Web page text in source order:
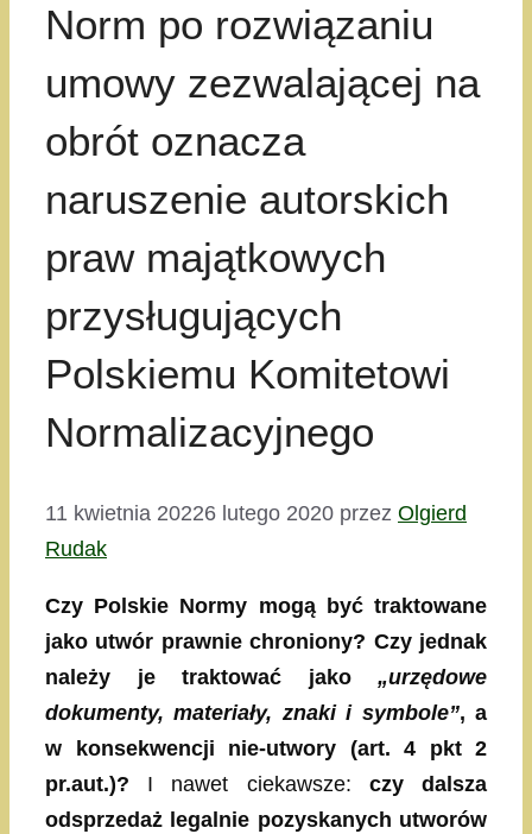
Norm po rozwiązaniu
umowy zezwalającej na
obrót oznacza
naruszenie autorskich
praw majątkowych
przysługujących
Polskiemu Komitetowi
Normalizacyjnego
11 kwietnia 20226 lutego 2020 przez Olgierd
Rudak
Czy Polskie Normy mogą być traktowane
jako utwór prawnie chroniony? Czy jednak
należy je traktować jako „urzędowe
dokumenty, materiały, znaki i symbole”, a
w konsekwencji nie-utwory (art. 4 pkt 2
pr.aut.)? I nawet ciekawsze: czy dalsza
odsprzedaż legalnie pozyskanych utworów